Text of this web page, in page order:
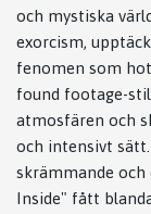
och mystiska
exorcism,
fenomen som
found footage-
atmosfären och
och intensivt
skrämmande och
Inside" fått